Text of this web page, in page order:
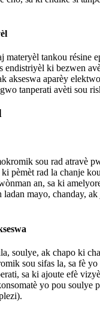
materyèl tankou résine
endistriyèl ki bezwen
akseswa aparèy
tanperati avèti sou
sou rad atravè
pèmèt rad la chanje
an, sa ki
ladan mayo, chanday,
soulye, ak chapo ki
sou sifas la, sa fè yo
sa ki ajoute efè
yo pou soulye